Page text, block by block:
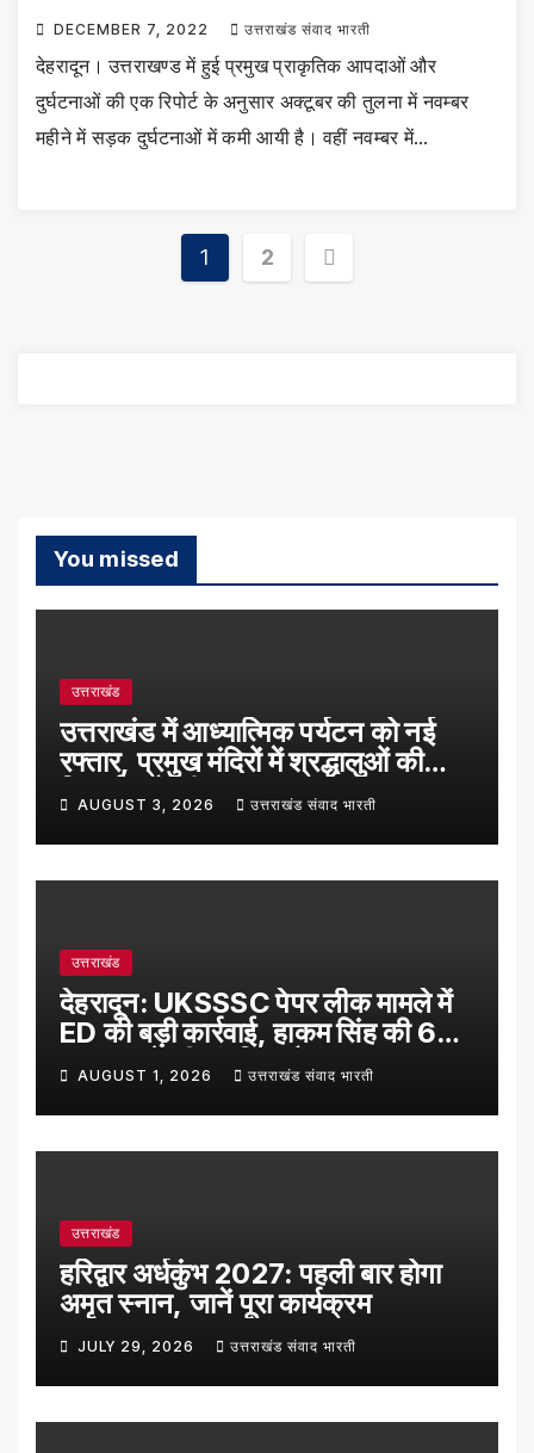
DECEMBER 7, 2022 उत्तराखंड संवाद भारती
देहरादून। उत्तराखण्ड में हुई प्रमुख प्राकृतिक आपदाओं और
दुर्घटनाओं की एक रिपोर्ट के अनुसार अक्टूबर की तुलना में नवम्बर
महीने में सड़क दुर्घटनाओं में कमी आयी है। वहीं नवम्बर में…
Posts
1 2
You missed
उत्तराखंड
उत्तराखंड में आध्यात्मिक पर्यटन को नई
रफ्तार, प्रमुख मंदिरों में श्रद्धालुओं की
रिकॉर्ड बढ़ोतरी
AUGUST 3, 2026 उत्तराखंड संवाद भारती
उत्तराखंड
देहरादून: UKSSSC पेपर लीक मामले में
ED की बड़ी कार्रवाई, हाकम सिंह की 63
लाख रुपये की संपत्ति अटैच
AUGUST 1, 2026 उत्तराखंड संवाद भारती
उत्तराखंड
हरिद्वार अर्धकुंभ 2027: पहली बार होगा
अमृत स्नान, जानें पूरा कार्यक्रम
JULY 29, 2026 उत्तराखंड संवाद भारती